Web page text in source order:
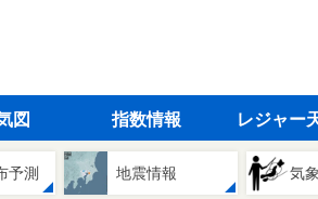
図 指数情報 レジャー
予測 地震情報 気